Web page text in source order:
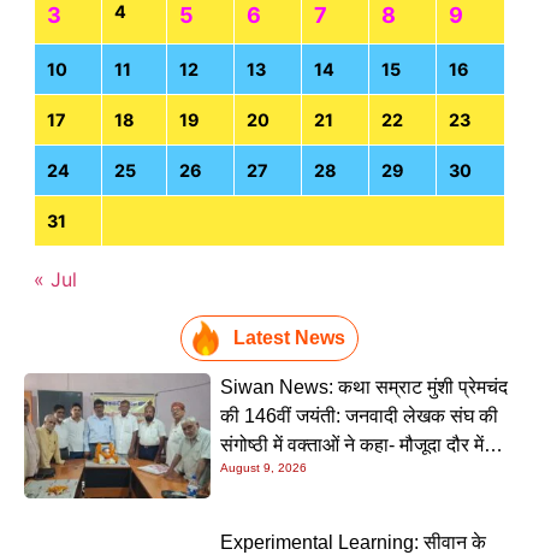
3 4 5 6 7 8 9
10 11 12 13 14 15 16
17 18 19 20 21 22 23
24 25 26 27 28 29 30
31
« Jul
Latest News
Siwan News: कथा सम्राट मुंशी प्रेमचंद
की 146वीं जयंती: जनवादी लेखक संघ की
संगोष्ठी में वक्ताओं ने कहा- मौजूदा दौर में
प्रेमचंद की रचनाएं और अधिक प्रासंगिक
August 9, 2026
Experimental Learning: सीवान के